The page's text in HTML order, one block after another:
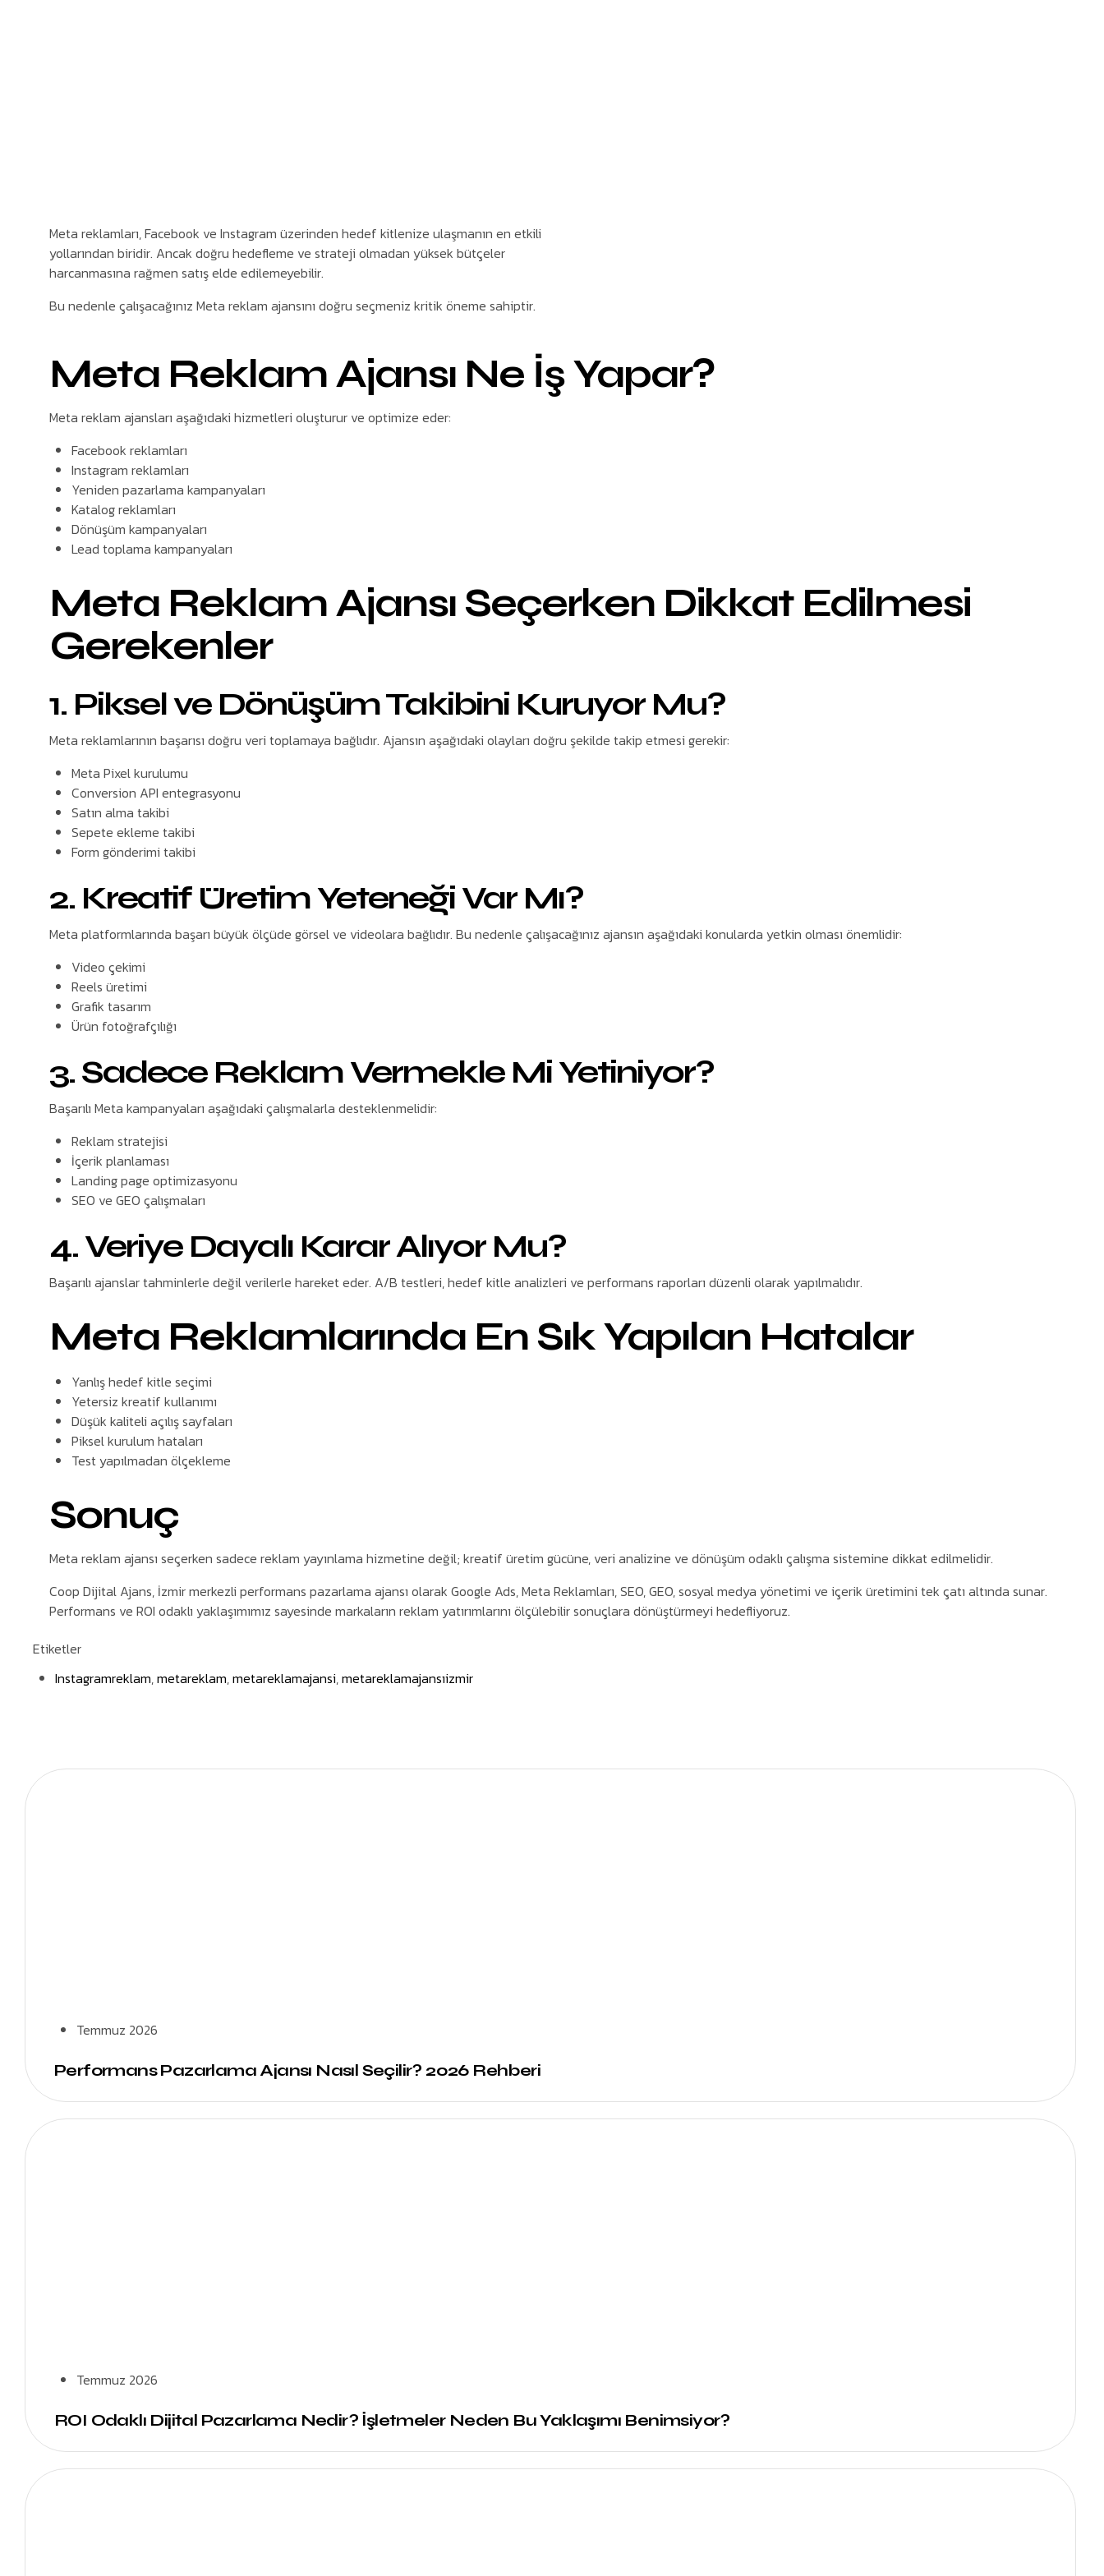
Meta reklamları, Facebook ve Instagram üzerinden hedef kitlenize ulaşmanın en etkili
yollarından biridir. Ancak doğru hedefleme ve strateji olmadan yüksek bütçeler
harcanmasına rağmen satış elde edilemeyebilir.
Bu nedenle çalışacağınız Meta reklam ajansını doğru seçmeniz kritik öneme sahiptir.
Meta Reklam Ajansı Ne İş Yapar?
Meta reklam ajansları aşağıdaki hizmetleri oluşturur ve optimize eder:
Facebook reklamları
Instagram reklamları
Yeniden pazarlama kampanyaları
Katalog reklamları
Dönüşüm kampanyaları
Lead toplama kampanyaları
Meta Reklam Ajansı Seçerken Dikkat Edilmesi
Gerekenler
1. Piksel ve Dönüşüm Takibini Kuruyor Mu?
Meta reklamlarının başarısı doğru veri toplamaya bağlıdır. Ajansın aşağıdaki olayları doğru şekilde takip etmesi gerekir:
Meta Pixel kurulumu
Conversion API entegrasyonu
Satın alma takibi
Sepete ekleme takibi
Form gönderimi takibi
2. Kreatif Üretim Yeteneği Var Mı?
Meta platformlarında başarı büyük ölçüde görsel ve videolara bağlıdır. Bu nedenle çalışacağınız ajansın aşağıdaki konularda yetkin olması önemlidir:
Video çekimi
Reels üretimi
Grafik tasarım
Ürün fotoğrafçılığı
3. Sadece Reklam Vermekle Mi Yetiniyor?
Başarılı Meta kampanyaları aşağıdaki çalışmalarla desteklenmelidir:
Reklam stratejisi
İçerik planlaması
Landing page optimizasyonu
SEO ve GEO çalışmaları
4. Veriye Dayalı Karar Alıyor Mu?
Başarılı ajanslar tahminlerle değil verilerle hareket eder. A/B testleri, hedef kitle analizleri ve performans raporları düzenli olarak yapılmalıdır.
Meta Reklamlarında En Sık Yapılan Hatalar
Yanlış hedef kitle seçimi
Yetersiz kreatif kullanımı
Düşük kaliteli açılış sayfaları
Piksel kurulum hataları
Test yapılmadan ölçekleme
Sonuç
Meta reklam ajansı seçerken sadece reklam yayınlama hizmetine değil; kreatif üretim gücüne, veri analizine ve dönüşüm odaklı çalışma sistemine dikkat edilmelidir.
Coop Dijital Ajans, İzmir merkezli performans pazarlama ajansı olarak Google Ads, Meta Reklamları, SEO, GEO, sosyal medya yönetimi ve içerik üretimini tek çatı altında sunar.
Performans ve ROI odaklı yaklaşımımız sayesinde markaların reklam yatırımlarını ölçülebilir sonuçlara dönüştürmeyi hedefliyoruz.
Etiketler
Instagramreklam,metareklam,metareklamajansi,metareklamajansıizmir
Temmuz 2026
Performans Pazarlama Ajansı Nasıl Seçilir? 2026 Rehberi
Temmuz 2026
ROI Odaklı Dijital Pazarlama Nedir? İşletmeler Neden Bu Yaklaşımı Benimsiyor?